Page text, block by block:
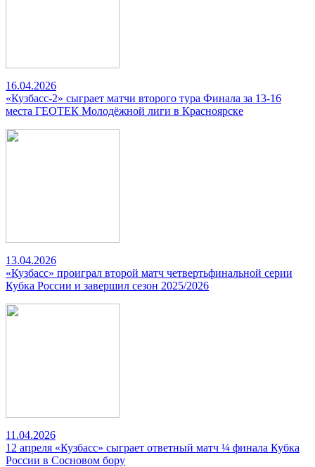
16.04.2026
«Кузбасс-2» сыграет матчи второго тура Финала за 13-16
места ГЕОТЕК Молодёжной лиги в Красноярске
13.04.2026
«Кузбасс» проиграл второй матч четвертьфинальной серии
Кубка России и завершил сезон 2025/2026
11.04.2026
12 апреля «Кузбасс» сыграет ответный матч ¼ финала Кубка
России в Сосновом бору